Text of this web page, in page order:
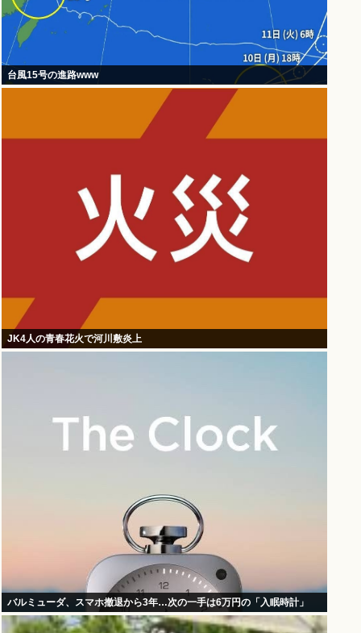
台風15号の進路www
JK4人の青春花火で河川敷炎上
バルミューダ、スマホ撤退から3年…次の一手は6万円の「入眠時計」